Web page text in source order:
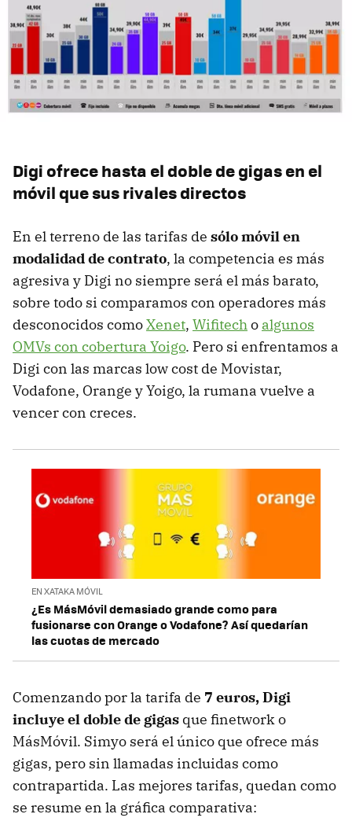
Digi ofrece hasta el doble de gigas en el
móvil que sus rivales directos
En el terreno de las tarifas de sólo móvil en
modalidad de contrato, la competencia es más
agresiva y Digi no siempre será el más barato,
sobre todo si comparamos con operadores más
desconocidos comoXenet, Wifitecho algunos
OMVs con cobertura Yoigo. Pero si enfrentamos a
Digi con las marcas low cost de Movistar,
Vodafone, Orange y Yoigo, la rumana vuelve a
vencer con creces.
EN XATAKA MÓVIL
¿Es MásMóvil demasiado grande como para
fusionarse con Orange o Vodafone? Así quedarían
las cuotas de mercado
Comenzando por la tarifa de 7 euros, Digi
incluye el doble de gigas que finetwork o
MásMóvil. Simyo será el único que ofrece más
gigas, pero sin llamadas incluidas como
contrapartida. Las mejores tarifas, quedan como
se resume en la gráfica comparativa: